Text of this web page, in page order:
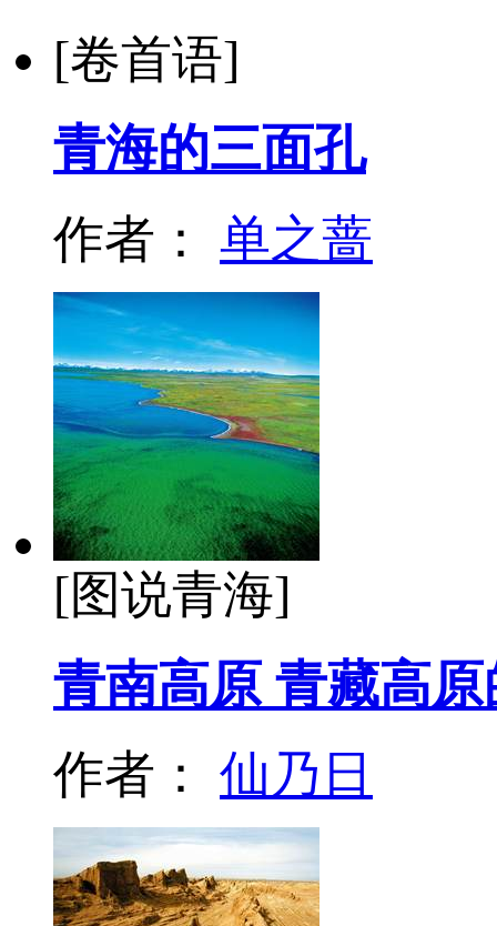
[卷首语]
青海的三面孔
作者： 单之蔷
[图说青海]
青南高原 青藏高
作者： 仙乃日